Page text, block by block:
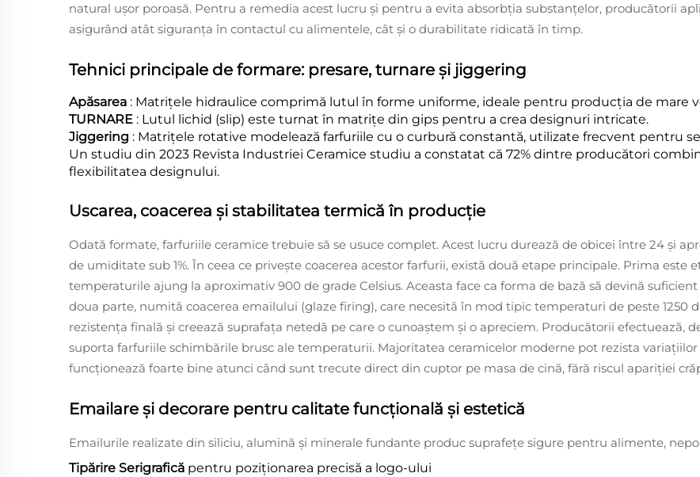
natural ușor poroasă. Pentru a remedia acest lucru și pentru a evita absorbția substanțelor, producătorii
asigurând atât siguranța în contactul cu alimentele, cât și o durabilitate ridicată în timp.
Tehnici principale de formare: presare, turnare și jiggering
Apăsarea : Matrițele hidraulice comprimă lutul în forme uniforme, ideale pentru producția de mare
TURNARE : Lutul lichid (slip) este turnat în matrițe din gips pentru a crea designuri intricate.
Jiggering : Matrițele rotative modelează farfuriile cu o curbură constantă, utilizate frecvent pentru
Un studiu din 2023 Revista Industriei Ceramice studiu a constatat că 72% dintre producători
flexibilitatea designului.
Uscarea, coacerea și stabilitatea termică în producție
Odată formate, farfuriile ceramice trebuie să se usuce complet. Acest lucru durează de obicei între 24 și
de umiditate sub 1%. În ceea ce privește coacerea acestor farfurii, există două etape principale. Prima este
temperaturile ajung la aproximativ 900 de grade Celsius. Aceasta face ca forma de bază să devină
doua parte, numită coacerea emailului (glaze firing), care necesită în mod tipic temperaturi de peste 1250
rezistența finală și creează suprafața netedă pe care o cunoaștem și o apreciem. Producătorii efectuează,
suporta farfuriile schimbările brusc ale temperaturii. Majoritatea ceramicelor moderne pot rezista
funcționează foarte bine atunci când sunt trecute direct din cuptor pe masa de cină, fără riscul apariției
Emailare și decorare pentru calitate funcțională și estetică
Emailurile realizate din siliciu, alumină și minerale fundante produc suprafețe sigure pentru alimente,
Tipărire Serigrafică pentru poziționarea precisă a logo-ului